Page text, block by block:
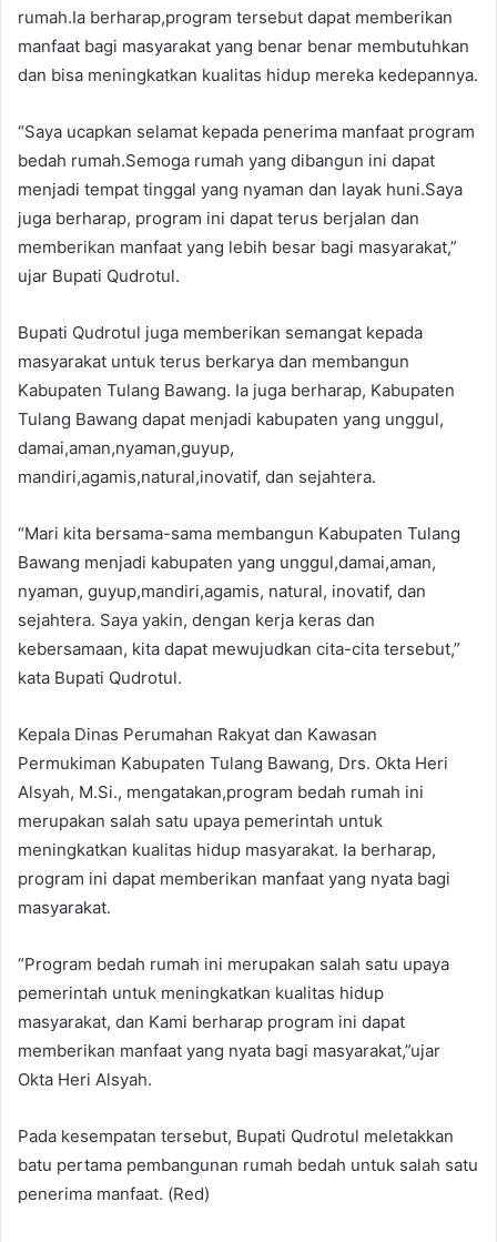
rumah.Ia berharap,program tersebut dapat memberikan
manfaat bagi masyarakat yang benar benar membutuhkan
dan bisa meningkatkan kualitas hidup mereka kedepannya.
“Saya ucapkan selamat kepada penerima manfaat program
bedah rumah.Semoga rumah yang dibangun ini dapat
menjadi tempat tinggal yang nyaman dan layak huni.Saya
juga berharap, program ini dapat terus berjalan dan
memberikan manfaat yang lebih besar bagi masyarakat,”
ujar Bupati Qudrotul.
Bupati Qudrotul juga memberikan semangat kepada
masyarakat untuk terus berkarya dan membangun
Kabupaten Tulang Bawang. Ia juga berharap, Kabupaten
Tulang Bawang dapat menjadi kabupaten yang unggul,
damai,aman,nyaman,guyup,
mandiri,agamis,natural,inovatif, dan sejahtera.
“Mari kita bersama-sama membangun Kabupaten Tulang
Bawang menjadi kabupaten yang unggul,damai,aman,
nyaman, guyup,mandiri,agamis, natural, inovatif, dan
sejahtera. Saya yakin, dengan kerja keras dan
kebersamaan, kita dapat mewujudkan cita-cita tersebut,”
kata Bupati Qudrotul.
Kepala Dinas Perumahan Rakyat dan Kawasan
Permukiman Kabupaten Tulang Bawang, Drs. Okta Heri
Alsyah, M.Si., mengatakan,program bedah rumah ini
merupakan salah satu upaya pemerintah untuk
meningkatkan kualitas hidup masyarakat. Ia berharap,
program ini dapat memberikan manfaat yang nyata bagi
masyarakat.
“Program bedah rumah ini merupakan salah satu upaya
pemerintah untuk meningkatkan kualitas hidup
masyarakat, dan Kami berharap program ini dapat
memberikan manfaat yang nyata bagi masyarakat,”ujar
Okta Heri Alsyah.
Pada kesempatan tersebut, Bupati Qudrotul meletakkan
batu pertama pembangunan rumah bedah untuk salah satu
penerima manfaat. (Red)